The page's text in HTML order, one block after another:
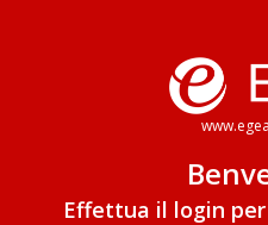
Effettua il login